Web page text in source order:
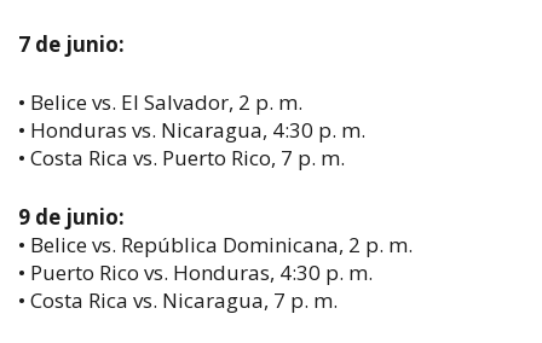
7 de junio:
• Belice vs. El Salvador, 2 p. m.
• Honduras vs. Nicaragua, 4:30 p. m.
• Costa Rica vs. Puerto Rico, 7 p. m.
9 de junio:
• Belice vs. República Dominicana, 2 p. m.
• Puerto Rico vs. Honduras, 4:30 p. m.
• Costa Rica vs. Nicaragua, 7 p. m.